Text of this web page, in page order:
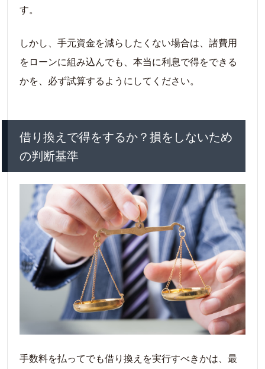
す。
しかし、手元資金を減らしたくない場合は、諸費用
をローンに組み込んでも、本当に利息で得をできる
かを、必ず試算するようにしてください。
借り換えで得をするか？損をしないため
の判断基準
手数料を払ってでも借り換えを実行すべきかは、最